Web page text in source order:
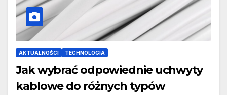
AKTUALNOŚCI TECHNOLOGIA
Jak wybrać odpowiednie uchwyty
kablowe do różnych typów